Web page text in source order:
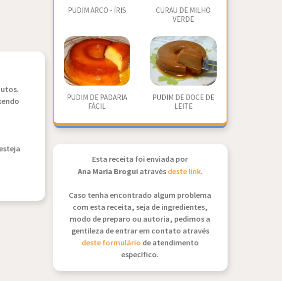
PUDIM ARCO - ÍRIS
CURAU DE MILHO
VERDE
PUDIM DE PADARIA
FÁCIL
PUDIM DE DOCE DE
LEITE
Esta receita foi enviada por
Ana Maria Broguiatravésdeste link.
Caso tenha encontrado algum problema
com esta receita, seja de ingredientes,
modo de preparo ou autoria, pedimos a
gentileza de entrar em contato através
deste formulário de atendimento
específico.